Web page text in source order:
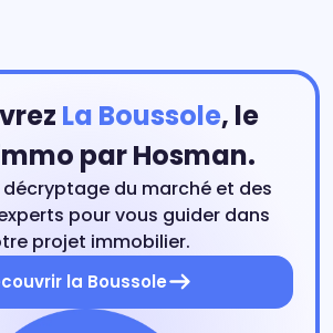
La Boussole, le
par Hosman.
décryptage du marché et des
pour vous guider dans
projet immobilier.
la Boussole